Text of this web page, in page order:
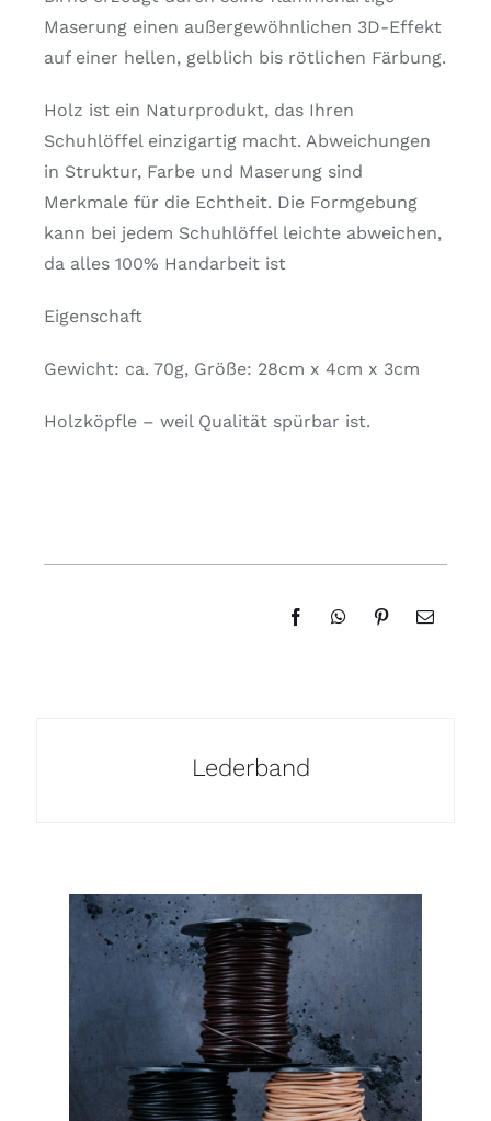
Maserung einen außergewöhnlichen 3D-Effekt
auf einer hellen, gelblich bis rötlichen Färbung.
Holz ist ein Naturprodukt, das Ihren
Schuhlöffel einzigartig macht. Abweichungen
in Struktur, Farbe und Maserung sind
Merkmale für die Echtheit. Die Formgebung
kann bei jedem Schuhlöffel leichte abweichen,
da alles 100% Handarbeit ist
Eigenschaft
Gewicht: ca. 70g, Größe: 28cm x 4cm x 3cm
Holzköpfle – weil Qualität spürbar ist.
Lederband